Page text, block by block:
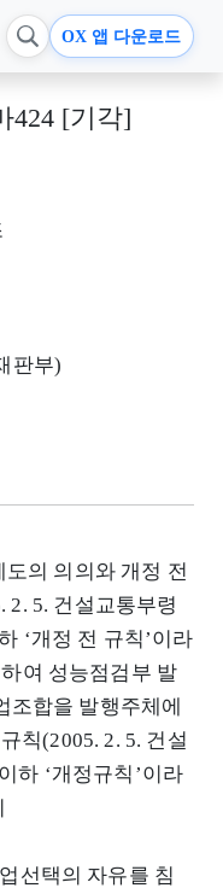
OX 앱 다운로드
424 [기각]
판부)
의 의의와 개정 전
2. 5. 건설교통부령
‘개정 전 규칙’이라
여 성능점검부 발
조합을 발행주체에
칙(2005. 2. 5. 건설
하 ‘개정규칙’이라
선택의 자유를 침